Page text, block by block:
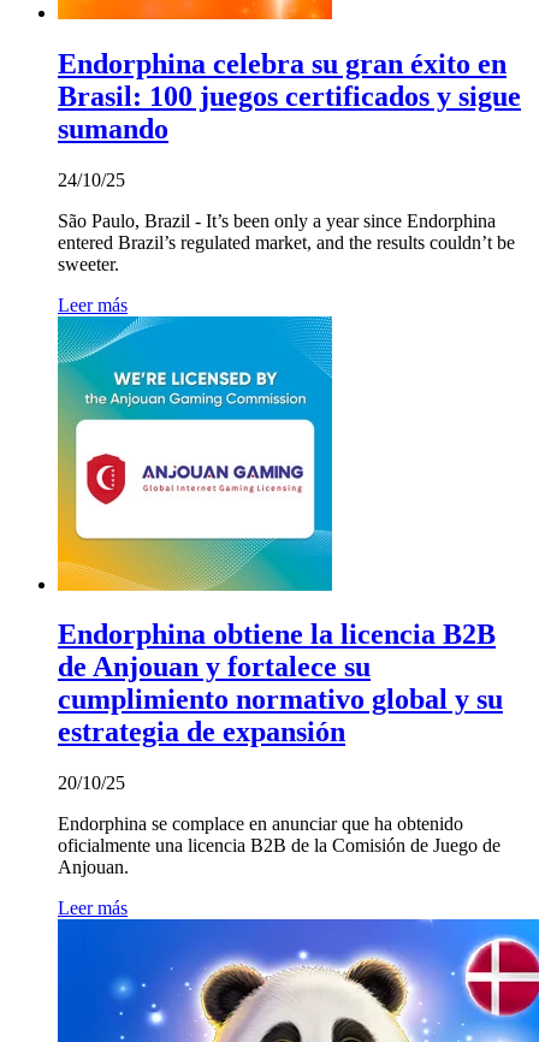
Endorphina celebra su gran éxito en
Brasil: 100 juegos certificados y sigue
sumando
24/10/25
São Paulo, Brazil - It’s been only a year since Endorphina
entered Brazil’s regulated market, and the results couldn’t be
sweeter.
Leer más
Endorphina obtiene la licencia B2B
de Anjouan y fortalece su
cumplimiento normativo global y su
estrategia de expansión
20/10/25
Endorphina se complace en anunciar que ha obtenido
oficialmente una licencia B2B de la Comisión de Juego de
Anjouan.
Leer más